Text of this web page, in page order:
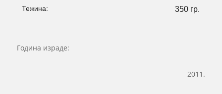
Тежина: 350 гр.
Година израде:
2011.